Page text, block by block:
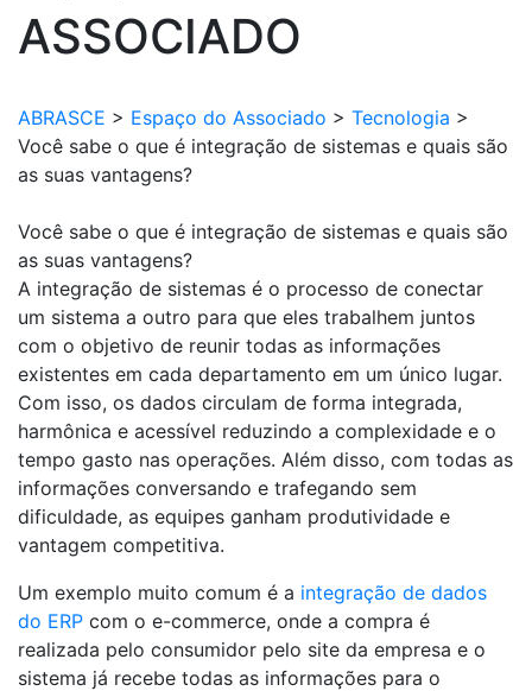
ASSOCIADO
ABRASCE > Espaço do Associado > Tecnologia >
Você sabe o que é integração de sistemas e quais são
as suas vantagens?
Você sabe o que é integração de sistemas e quais são
as suas vantagens?
A integração de sistemas é o processo de conectar
um sistema a outro para que eles trabalhem juntos
com o objetivo de reunir todas as informações
existentes em cada departamento em um único lugar.
Com isso, os dados circulam de forma integrada,
harmônica e acessível reduzindo a complexidade e o
tempo gasto nas operações. Além disso, com todas as
informações conversando e trafegando sem
dificuldade, as equipes ganham produtividade e
vantagem competitiva.
Um exemplo muito comum é a integração de dados
do ERP com o e-commerce, onde a compra é
realizada pelo consumidor pelo site da empresa e o
sistema já recebe todas as informações para o